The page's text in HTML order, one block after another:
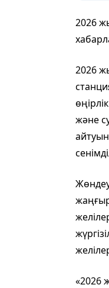
2026
2026
және
«2026